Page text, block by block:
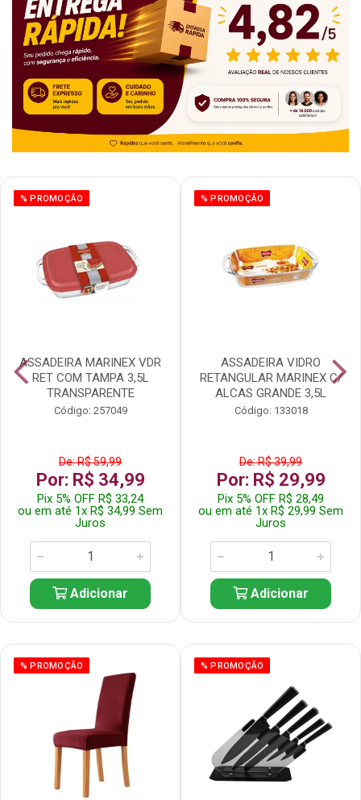
% PROMOÇÃO
ASSADEIRA MARINEX VDR
RET COM TAMPA 3,5L
TRANSPARENTE
Código: 257049
De: R$ 59,99
Por: R$ 34,99
Pix 5% OFF R$ 33,24
ou em até 1x R$ 34,99 Sem
Juros
Adicionar
% PROMOÇÃO
ASSADEIRA VIDRO
RETANGULAR MARINEX C/
ALCAS GRANDE 3,5L
Código: 133018
De: R$ 39,99
Por: R$ 29,99
Pix 5% OFF R$ 28,49
ou em até 1x R$ 29,99 Sem
Juros
Adicionar
% PROMOÇÃO % PROMOÇÃO